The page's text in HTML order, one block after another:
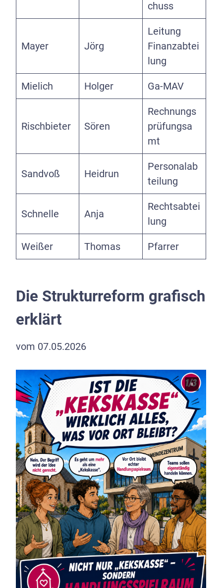
chuss
Mayer Jörg
Leitung
Finanzabtei
lung
Mielich Holger Ga-MAV
Rischbieter Sören
Rechnungs
prüfungsa
mt
Sandvoß Heidrun
Personalab
teilung
Schnelle Anja
Rechtsabtei
lung
Weißer Thomas Pfarrer
Die Strukturreform grafisch
erklärt
vom 07.05.2026